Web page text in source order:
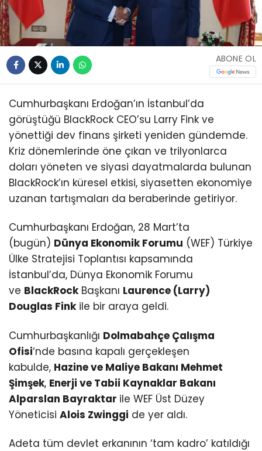
ABONE OL
Cumhurbaşkanı Erdoğan’ın İstanbul’da
görüştüğü BlackRock CEO’su Larry Fink ve
yönettiği dev finans şirketi yeniden gündemde.
Kriz dönemlerinde öne çıkan ve trilyonlarca
doları yöneten ve siyasi dayatmalarda bulunan
BlackRock’ın küresel etkisi, siyasetten ekonomiye
uzanan tartışmaları da beraberinde getiriyor.
Cumhurbaşkanı Erdoğan, 28 Mart’ta
(bugün) Dünya Ekonomik Forumu (WEF) Türkiye
Ülke Stratejisi Toplantısı kapsamında
İstanbul’da, Dünya Ekonomik Forumu
ve BlackRockBaşkanı Laurence (Larry)
Douglas Finkile bir araya geldi.
Cumhurbaşkanlığı Dolmabahçe Çalışma
Ofisi‘nde basına kapalı gerçekleşen
kabulde, Hazine ve Maliye Bakanı Mehmet
Şimşek, Enerji ve Tabii Kaynaklar Bakanı
Alparslan Bayraktar ile WEF Üst Düzey
Yöneticisi Alois Zwinggi de yer aldı.
Adeta tüm devlet erkanının ‘tam kadro’ katıldığı